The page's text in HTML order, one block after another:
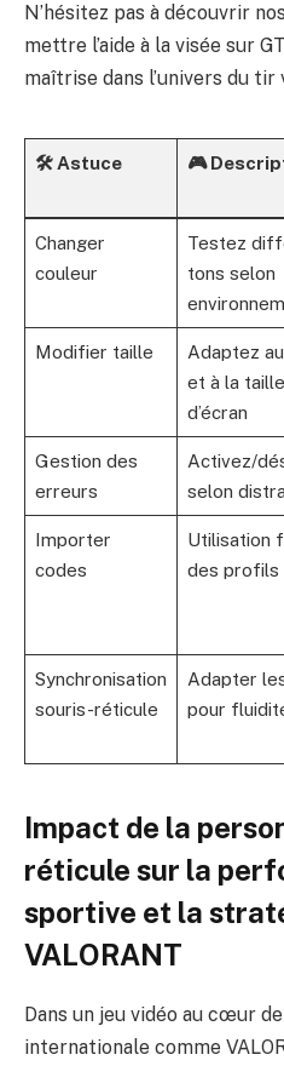
N’hésitez pas à découvrir
mettre l’aide à la visée sur
maîtrise dans l’univers du tir
🛠️ Astuce 🎮
Changer
couleur
Testez
tons selon
Modifier taille
Adaptez
et à la taille
d’écran
Gestion des
erreurs
Activez/
selon
Importer
codes
Utilisation
des profils
Synchronisation
souris-réticule
Adapter
pour
Impact de la
réticule sur la
sportive et la
VALORANT
Dans un jeu vidéo au cœur
internationale comme